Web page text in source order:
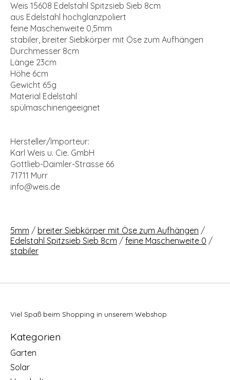
Weis 15608 Edelstahl Spitzsieb Sieb 8cm
aus Edelstahl hochglanzpoliert
feine Maschenweite 0,5mm
stabiler, breiter Siebkörper mit Öse zum Aufhängen
Durchmesser 8cm
Länge 23cm
Höhe 6cm
Gewicht 65g
Material Edelstahl
spülmaschinengeeignet
Hersteller/Importeur:
Karl Weis u. Cie. GmbH
Gottlieb-Daimler-Strasse 66
71711 Murr
info@weis.de
5mm / breiter Siebkörper mit Öse zum Aufhängen /
Edelstahl Spitzsieb Sieb 8cm / feine Maschenweite 0 /
stabiler
Viel Spaß beim Shopping in unserem Webshop
Kategorien
Garten
Solar